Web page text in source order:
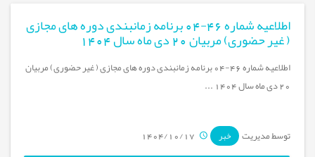
اطلاعیه شماره 46-04 برنامه زمانبندی دوره های مجازی
( غیر حضوری) مربیان 20 دی ماه سال 1404
اطلاعیه شماره 46-04 برنامه زمانبندی دوره های مجازی ( غیر حضوری) مربیان
20 دی ماه سال 1404 ...
توسط مدیریت خبر 1404/10/17